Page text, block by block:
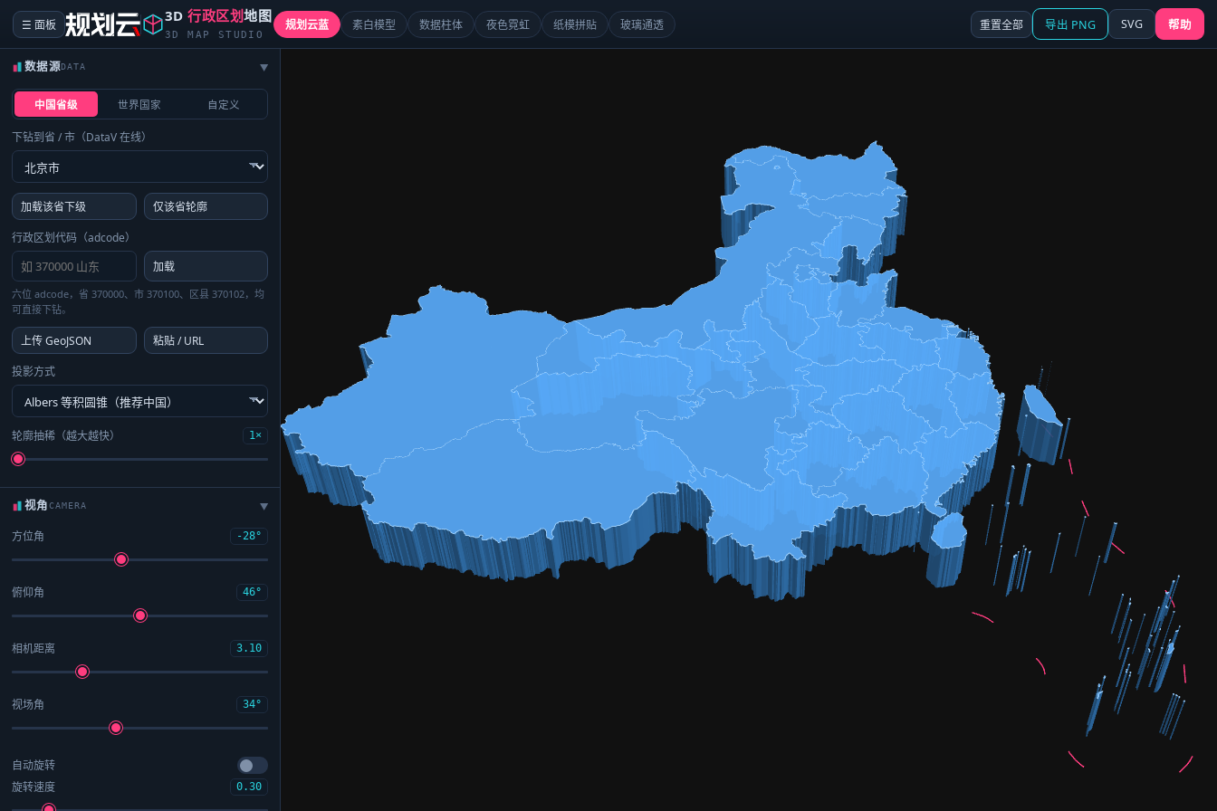
☰ 面板 3D行政区划地图
3D MAP STUDIO
规划云蓝 素白模型 数据柱体 夜色霓虹 纸模拼贴 玻璃通透 重置全部 导出 PNG SVG 帮助
数据源DATA ▶
中国省级 世界国家 自定义
下钻到省 / 市（DataV 在线）
加载该省下级
仅该省轮廓
行政区划代码（adcode）
加载
六位 adcode，省 370000、市 370100、区县 370102，均
可直接下钻。
上传 GeoJSON
粘贴 / URL
投影方式
轮廓抽稀（越大越快） 1×
视角CAMERA ▶
方位角 -28°
俯仰角 46°
相机距离 3.10
视场角 34°
自动旋转
旋转速度
0.30